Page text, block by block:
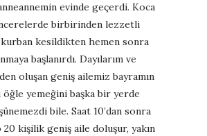
evinde geçerdi. Koca
birbirinden lezzetli
kesildikten hemen sonra
başlanırdı. Dayılarım ve
oluşan geniş ailemiz bayramın
yemeğini başka bir yerde
bile. Saat 10’dan sonra
kişilik geniş aile doluşur, yakın